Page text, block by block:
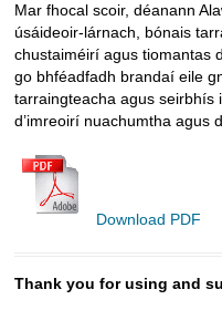
Mar fhocal scoir, déanann
úsáideoir-lárnach, bónais
chustaiméirí agus tiomantas
go bhféadfadh brandaí eile
tarraingteacha agus seirbhís
d’imreoirí nuachumtha agus
Download PDF
Thank you for using and